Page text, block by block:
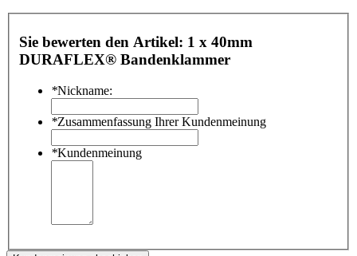
Sie bewerten den Artikel: 1 x 40mm
DURAFLEX® Bandenklammer
*Nickname:
*Zusammenfassung Ihrer Kundenmeinung
*Kundenmeinung